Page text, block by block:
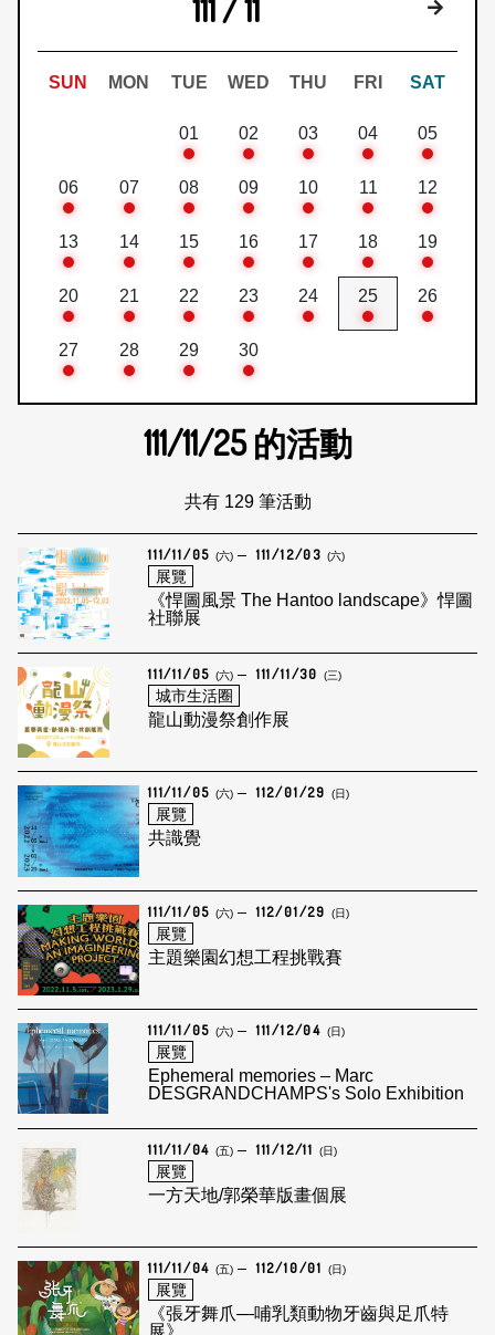
下個月
SUN MON TUE WED THU FRI SAT
01 02 03 04 05
06 07 08 09 10 11 12
13 14 15 16 17 18 19
20 21 22 23 24 25 26
27 28 29 30
111/11/25的活動
共有 129 筆活動
111/11/05 (六) 111/12/03 (六)
展覽
《悍圖風景 The Hantoo landscape》悍圖
社聯展
111/11/05 (六) 111/11/30 (三)
城市生活圈
龍山動漫祭創作展
111/11/05 (六) 112/01/29 (日)
展覽
共識覺
111/11/05 (六) 112/01/29 (日)
展覽
主題樂園幻想工程挑戰賽
111/11/05 (六) 111/12/04 (日)
展覽
Ephemeral memories – Marc
DESGRANDCHAMPS's Solo Exhibition
111/11/04 (五) 111/12/11 (日)
展覽
一方天地/郭榮華版畫個展
111/11/04 (五) 112/10/01 (日)
展覽
《張牙舞爪—哺乳類動物牙齒與足爪特
展》